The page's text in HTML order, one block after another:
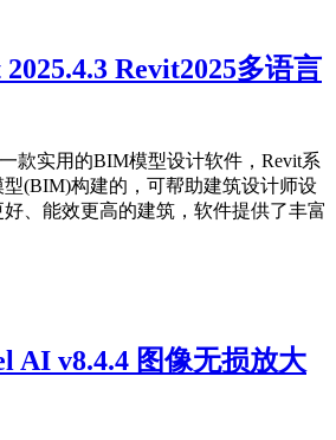
Revit2025多语言
一款实用的BIM模型设计软件，Revit系
(BIM)构建的，可帮助建筑设计师设
、能效更高的建筑，软件提供了丰富
AI v8.4.4 图像无损放大